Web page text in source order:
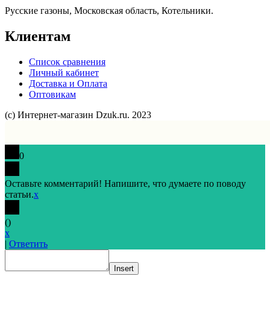
Русские газоны, Московская область, Котельники.
Клиентам
Список сравнения
Личный кабинет
Доставка и Оплата
Оптовикам
(с) Интернет-магазин Dzuk.ru. 2023
0
Оставьте комментарий! Напишите, что думаете по поводу
статьи.x
()
x
| Ответить
Insert